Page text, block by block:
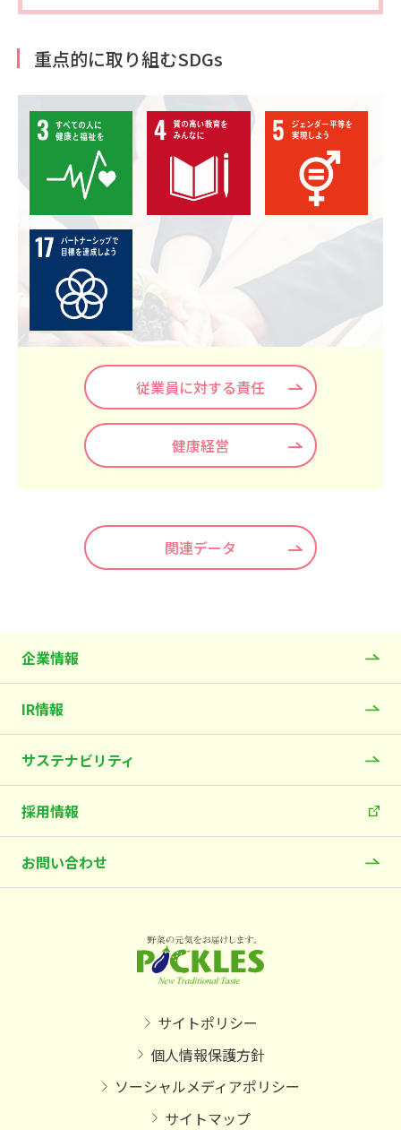
重点的に取り組むSDGs
従業員に対する責任
健康経営
関連データ
企業情報
IR情報
サステナビリティ
採用情報
お問い合わせ
サイトポリシー
個人情報保護方針
ソーシャルメディアポリシー
サイトマップ